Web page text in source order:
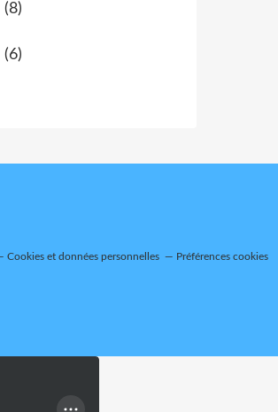
(8)
(6)
Cookies et données personnelles Préférences cookies